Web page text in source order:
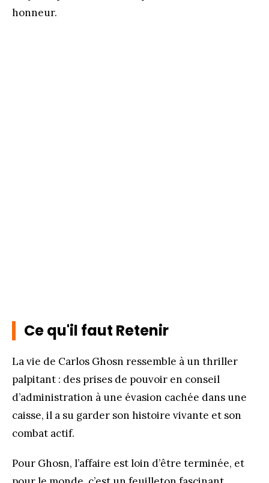
honneur​.
Ce qu'il faut Retenir
La vie de Carlos Ghosn ressemble à un thriller
palpitant : des prises de pouvoir en conseil
d’administration à une évasion cachée dans une
caisse, il a su garder son histoire vivante et son
combat actif.
Pour Ghosn, l’affaire est loin d’être terminée, et